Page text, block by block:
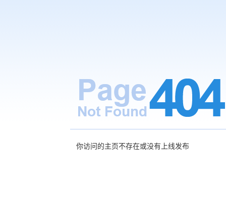
你访问的主页不存在或没有上线发布